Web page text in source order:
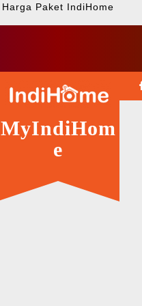
Harga Paket IndiHome
MyIndiHom
e